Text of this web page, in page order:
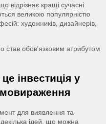
відрізняє кращі сучасні
великою популярністю
художників, дизайнерів,
став обов'язковим атрибутом
інвестиція у
для виявлення та
ідей, що можна